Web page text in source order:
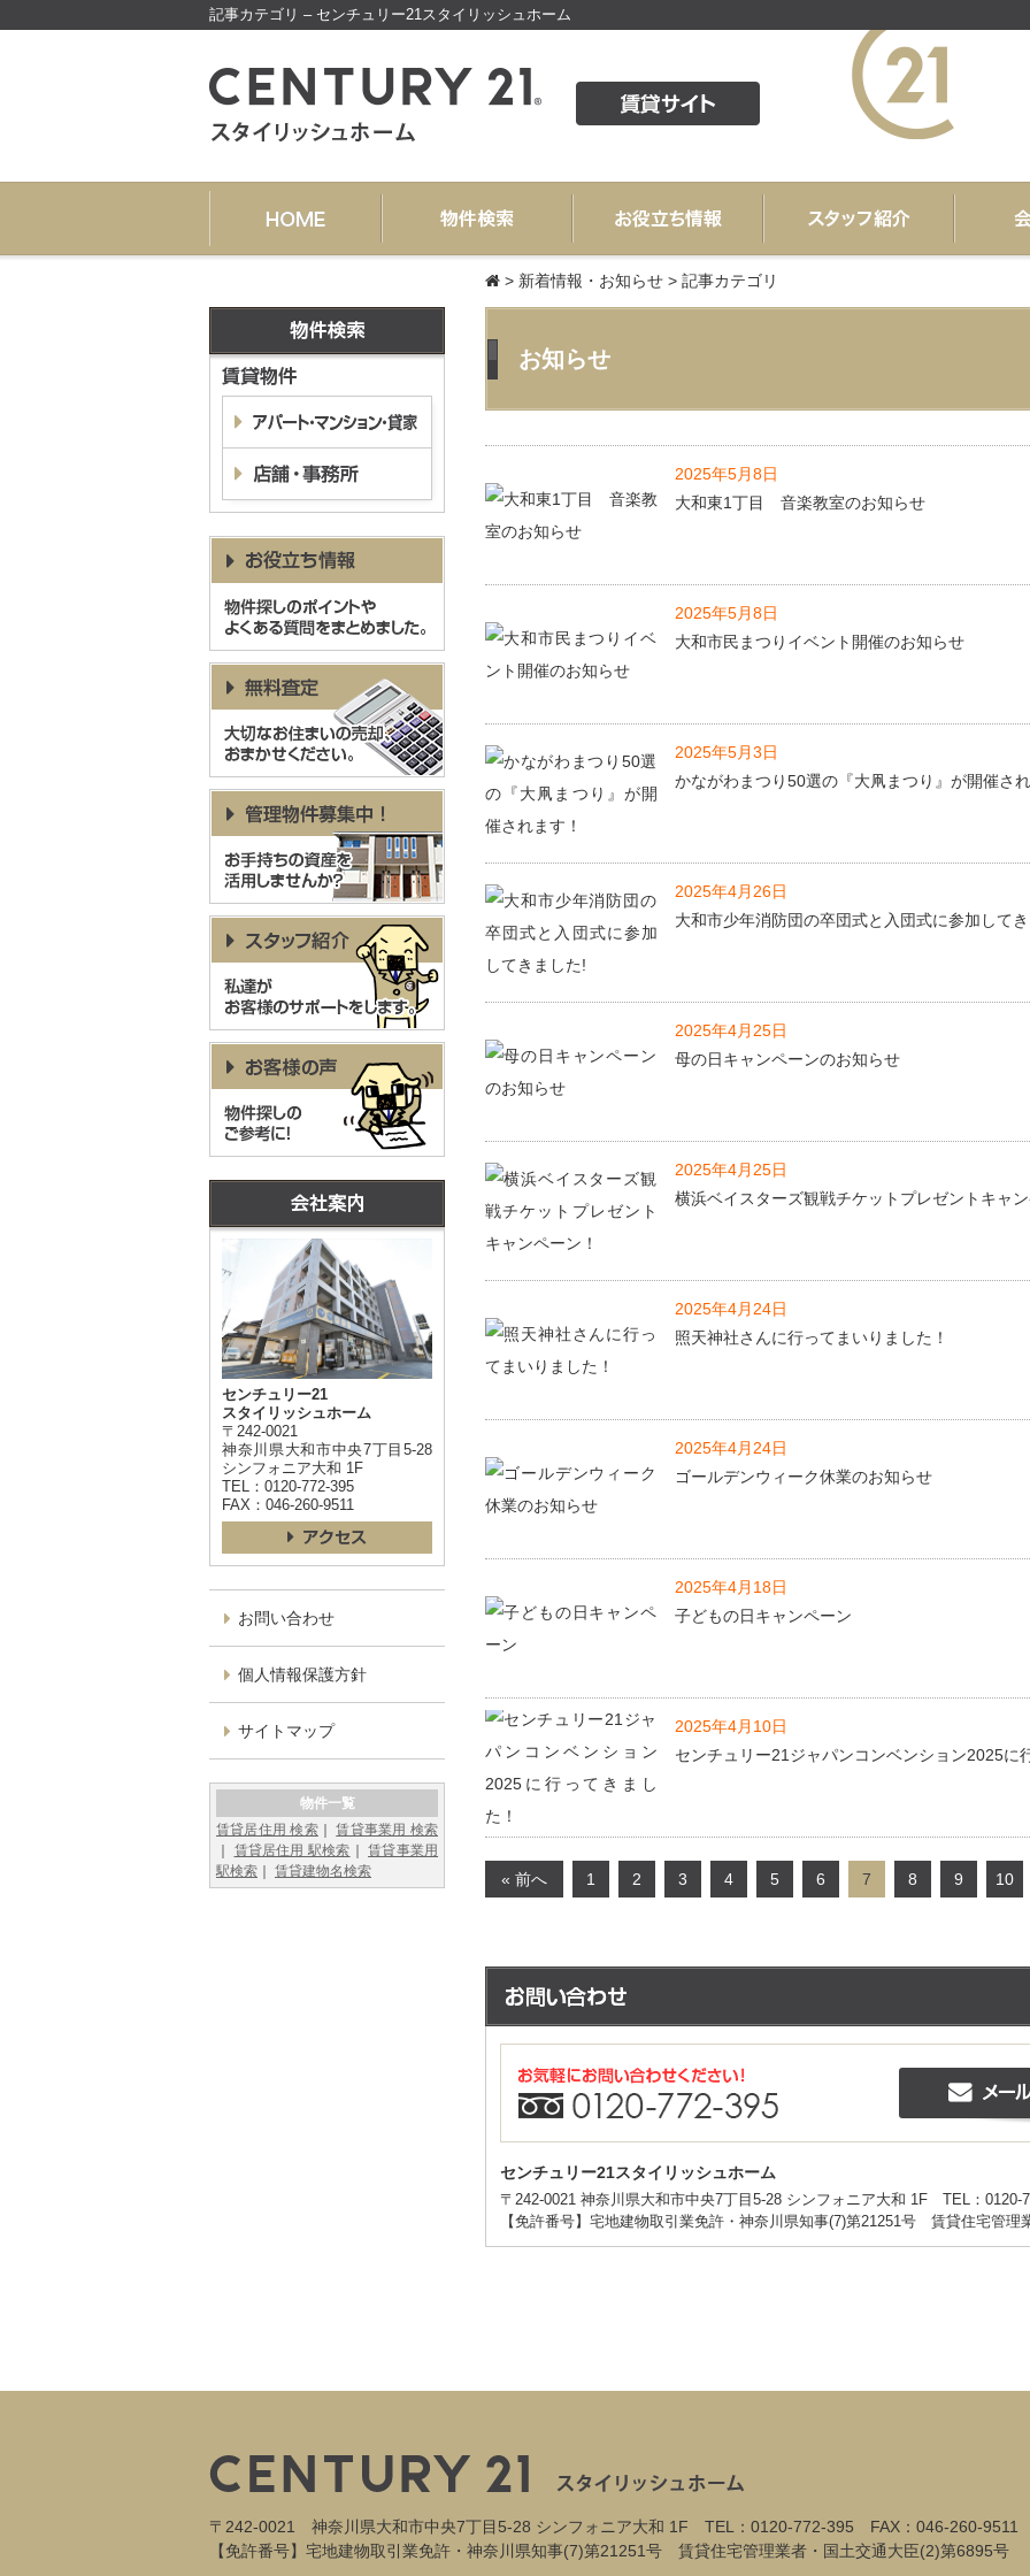
記事カテゴリ – センチュリー21スタイリッシュホーム
> 新着情報・お知らせ > 記事カテゴリ
お知らせ
2025年5月8日
大和東1丁目 音楽教室のお知らせ
2025年5月8日
大和市民まつりイベント開催のお知らせ
2025年5月3日
かながわまつり50選の『大凧まつり』が開催さ
2025年4月26日
大和市少年消防団の卒団式と入団式に参加して
2025年4月25日
母の日キャンペーンのお知らせ
2025年4月25日
横浜ベイスターズ観戦チケットプレゼントキャ
2025年4月24日
照天神社さんに行ってまいりました！
2025年4月24日
ゴールデンウィーク休業のお知らせ
2025年4月18日
子どもの日キャンペーン
2025年4月10日
センチュリー21ジャパンコンベンション2025に
« 前へ 1 2 3 4 5 6 7 8 9 10
センチュリー21スタイリッシュホーム
〒242-0021 神奈川県大和市中央7丁目5-28 シンフォニア大和 1F
TEL：0120-
【免許番号】宅地建物取引業免許・神奈川県知事(7)第21251号 賃貸住宅管理
センチュリー21
スタイリッシュホーム
〒242-0021
神奈川県大和市中央7丁目5-28
シンフォニア大和 1F
TEL：0120-772-395
FAX：046-260-9511
お問い合わせ
個人情報保護方針
サイトマップ
物件一覧
賃貸居住用 検索
賃貸事業用 検索
賃貸居住用 駅検索
賃貸事業用
駅検索
賃貸建物名検索
〒242-0021 神奈川県大和市中央7丁目5-28 シンフォニア大和 1F TEL：0120-772-395
FAX：046-260-9511
【免許番号】宅地建物取引業免許・神奈川県知事(7)第21251号 賃貸住宅管理業者・国土交通大臣(2)第6895号